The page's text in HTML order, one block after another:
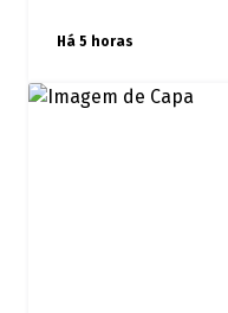
Há 5 horas